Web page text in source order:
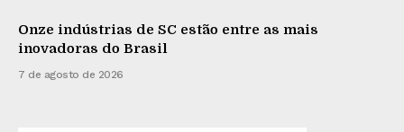
Onze indústrias de SC estão entre as mais
inovadoras do Brasil
7 de agosto de 2026